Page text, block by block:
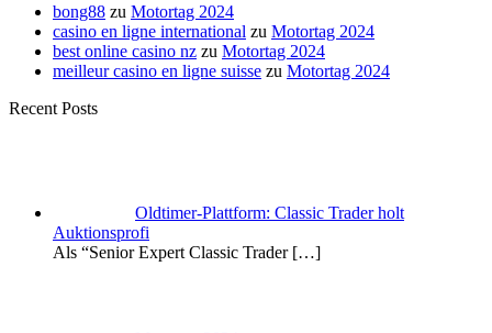
bong88 zu Motortag 2024
casino en ligne international zu Motortag 2024
best online casino nz zu Motortag 2024
meilleur casino en ligne suisse zu Motortag 2024
Recent Posts
Oldtimer-Plattform: Classic Trader holt
Auktionsprofi
Als “Senior Expert Classic Trader […]